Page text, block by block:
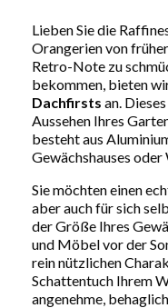
Lieben Sie die
Orangerien von
Retro-Note zu
bekommen, bieten
Dachfirsts an.
Aussehen Ihres
besteht aus
Gewächshauses
Sie möchten einen
aber auch für sich
der Größe Ihres
und Möbel vor der
rein nützlichen
Schattentuch Ihrem
angenehme,